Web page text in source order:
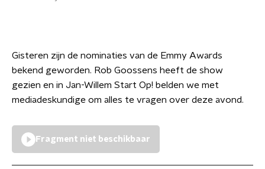
Gisteren zijn de nominaties van de Emmy Awards
bekend geworden. Rob Goossens heeft de show
gezien en in Jan-Willem Start Op! belden we met
mediadeskundige om alles te vragen over deze avond.
Fragment niet beschikbaar